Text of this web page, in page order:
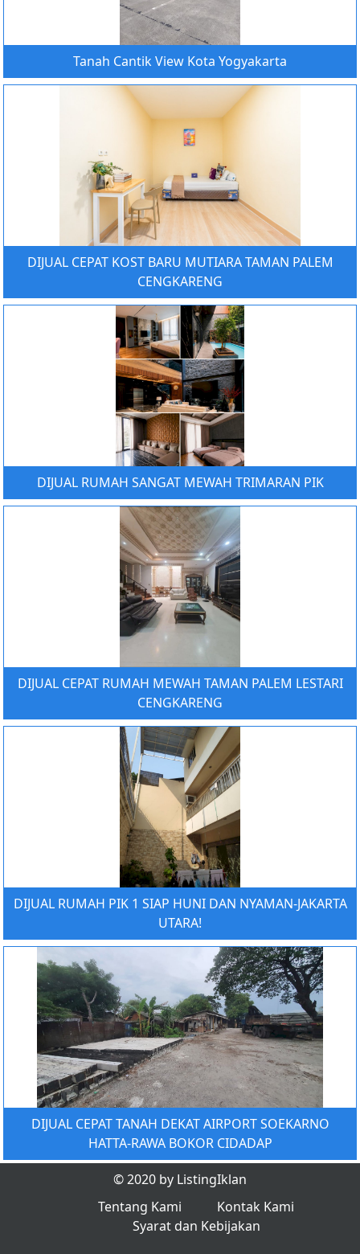
Tanah Cantik View Kota Yogyakarta
DIJUAL CEPAT KOST BARU MUTIARA TAMAN PALEM
CENGKARENG
DIJUAL RUMAH SANGAT MEWAH TRIMARAN PIK
DIJUAL CEPAT RUMAH MEWAH TAMAN PALEM LESTARI
CENGKARENG
DIJUAL RUMAH PIK 1 SIAP HUNI DAN NYAMAN-JAKARTA
UTARA!
DIJUAL CEPAT TANAH DEKAT AIRPORT SOEKARNO
HATTA-RAWA BOKOR CIDADAP
© 2020 by ListingIklan
Tentang Kami
Kontak Kami
Syarat dan Kebijakan